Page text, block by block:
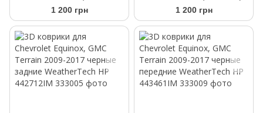
Аромасаше на дефлектор
1 200 грн
Аромасаше на дефлектор
1 200 грн